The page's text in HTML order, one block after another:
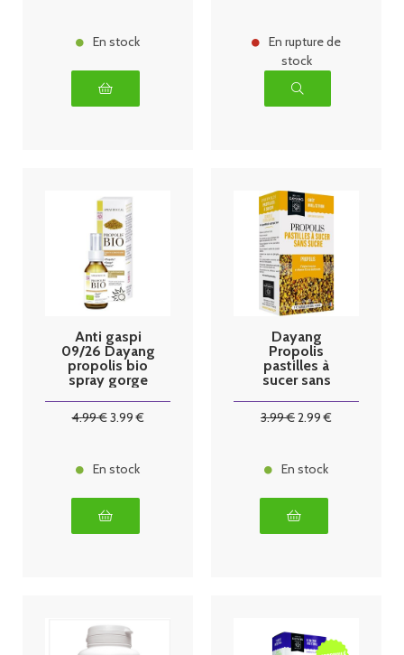
En stock
En rupture de
stock
Anti gaspi
09/26 Dayang
propolis bio
spray gorge
4.99€3.99€
En stock
Dayang
Propolis
pastilles à
sucer sans
3.99€2.99 €
En stock